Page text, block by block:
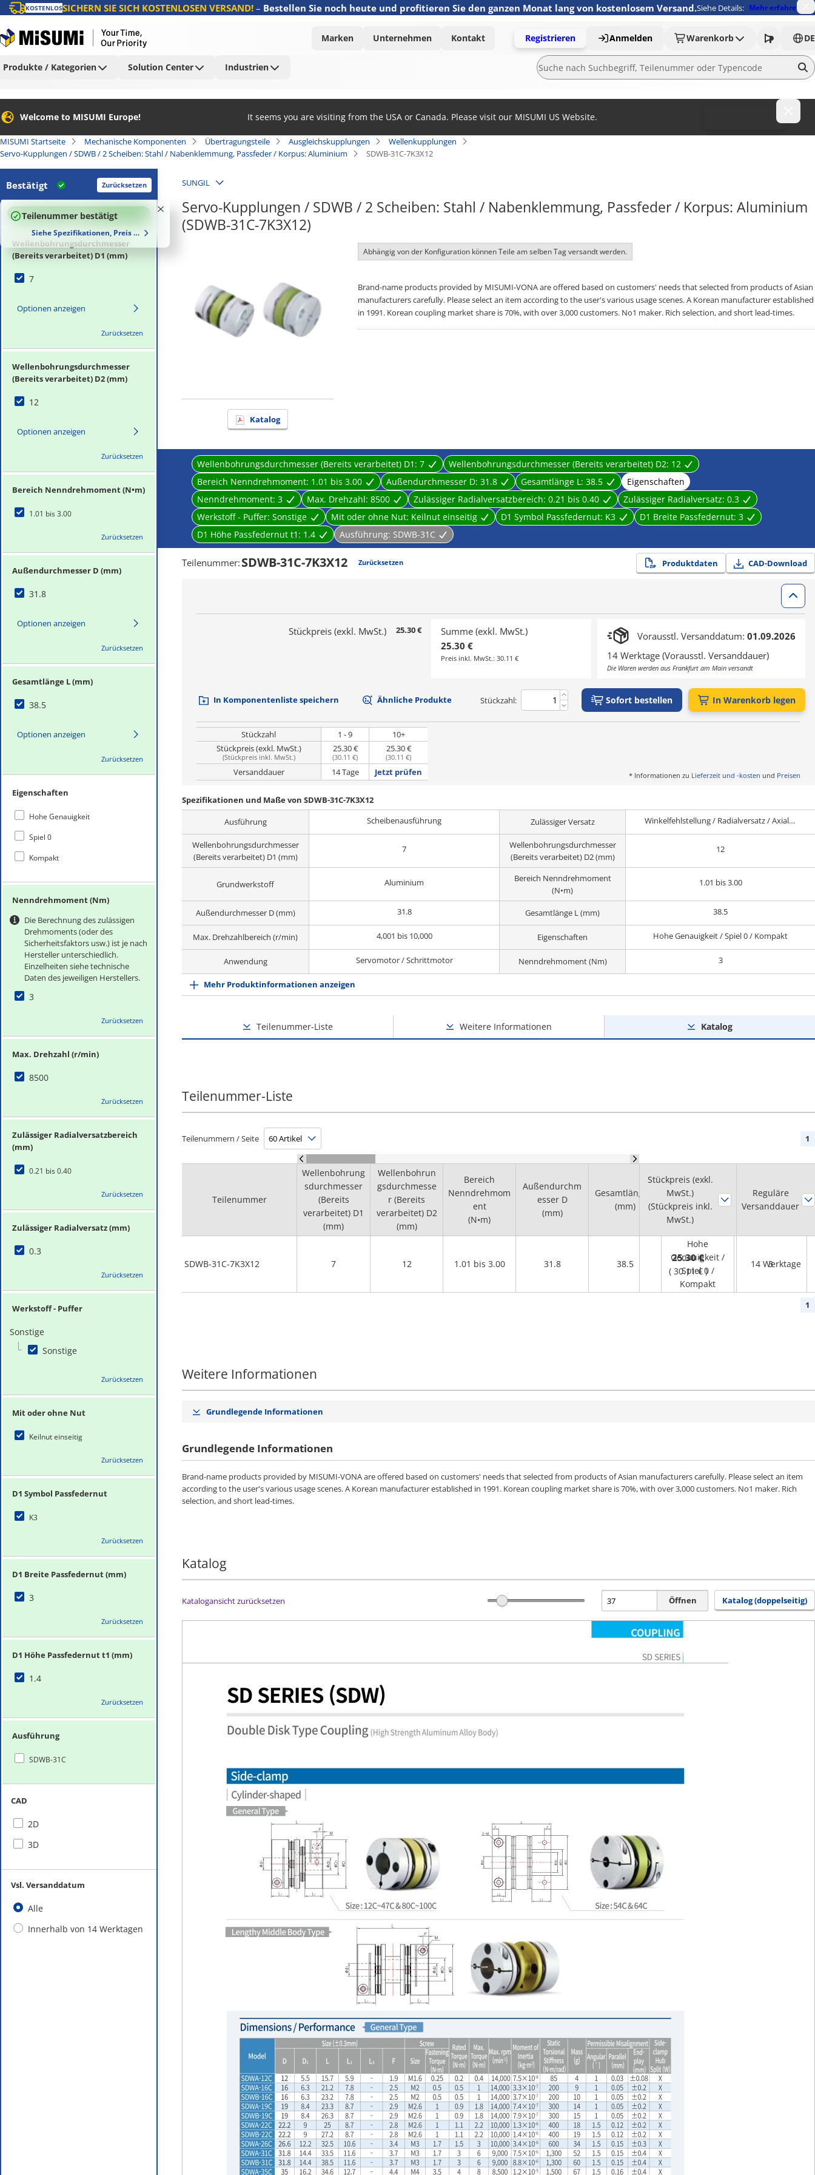
KOSTENLOSSICHERN SIE SICH KOSTENLOSEN VERSAND!– Bestellen Sie noch heute und profitieren Sie den ganzen Monat lang von kostenlosem Versand.Siehe Details: Mehr erfahren
Marken Unternehmen Kontakt Registrieren Anmelden Warenkorb DE
Produkte / Kategorien Solution Center Industrien
Welcome to MISUMI Europe! It seems you are visiting from the USA or Canada. Please visit our MISUMI US Website.
MISUMI Startseite Mechanische Komponenten Übertragungsteile Ausgleichskupplungen
Wellenkupplungen
Servo-Kupplungen / SDWB / 2 Scheiben: Stahl / Nabenklemmung, Passfeder / Korpus: Aluminium
SDWB-31C-7K3X12
Bestätigt Zurücksetzen
100%
Teilenummer bestätigt
Siehe Spezifikationen, Preis und Lieferzeiten
Wellenbohrungsdurchmesser
(Bereits verarbeitet) D1 (mm)
7
Optionen anzeigen
Zurücksetzen
Wellenbohrungsdurchmesser
(Bereits verarbeitet) D2 (mm)
12
Optionen anzeigen
Zurücksetzen
Bereich Nenndrehmoment (N•m)
1.01 bis 3.00
Zurücksetzen
Außendurchmesser D (mm)
31.8
Optionen anzeigen
Zurücksetzen
Gesamtlänge L (mm)
38.5
Optionen anzeigen
Zurücksetzen
Eigenschaften
Hohe Genauigkeit
Spiel 0
Kompakt
Nenndrehmoment (Nm)
Die Berechnung des zulässigen
Drehmoments (oder des
Sicherheitsfaktors usw.) ist je nach
Hersteller unterschiedlich.
Einzelheiten siehe technische
Daten des jeweiligen Herstellers.
3
Zurücksetzen
Max. Drehzahl (r/min)
8500
Zurücksetzen
Zulässiger Radialversatzbereich
(mm)
0.21 bis 0.40
Zurücksetzen
Zulässiger Radialversatz (mm)
0.3
Zurücksetzen
Werkstoff - Puffer
Sonstige
Sonstige
Zurücksetzen
Mit oder ohne Nut
Keilnut einseitig
Zurücksetzen
D1 Symbol Passfedernut
K3
Zurücksetzen
D1 Breite Passfedernut (mm)
3
Zurücksetzen
D1 Höhe Passfedernut t1 (mm)
1.4
Zurücksetzen
Ausführung
SDWB-31C
CAD
2D
3D
Vsl. Versanddatum
Alle
Innerhalb von 14 Werktagen
SUNGIL
Servo-Kupplungen / SDWB / 2 Scheiben: Stahl / Nabenklemmung, Passfeder / Korpus: Aluminium
(SDWB-31C-7K3X12)
Katalog
Abhängig von der Konfiguration können Teile am selben Tag versandt werden.
Brand-name products provided by MISUMI-VONA are offered based on customers' needs that selected from products of Asian
manufacturers carefully. Please select an item according to the user's various usage scenes. A Korean manufacturer established
in 1991. Korean coupling market share is 70%, with over 3,000 customers. No1 maker. Rich selection, and short lead-times.
Wellenbohrungsdurchmesser (Bereits verarbeitet) D1: 7 Wellenbohrungsdurchmesser (Bereits verarbeitet) D2: 12
Bereich Nenndrehmoment: 1.01 bis 3.00 Außendurchmesser D: 31.8 Gesamtlänge L: 38.5
Eigenschaften
Nenndrehmoment: 3 Max. Drehzahl: 8500 Zulässiger Radialversatzbereich: 0.21 bis 0.40 Zulässiger Radialversatz: 0.3
Werkstoff - Puffer: Sonstige Mit oder ohne Nut: Keilnut einseitig D1 Symbol Passfedernut: K3 D1 Breite Passfedernut: 3
D1 Höhe Passfedernut t1: 1.4 Ausführung: SDWB-31C
Teilenummer: SDWB-31C-7K3X12 Zurücksetzen Produktdaten CAD-Download
Stückpreis (exkl. MwSt.) 25.30 €
Summe (exkl. MwSt.)
25.30 €
Preis inkl. MwSt.: 30.11 €
Vorausstl. Versanddatum: 01.09.2026
14 Werktage (Vorausstl. Versanddauer)
Die Waren werden aus Frankfurt am Main versandt
In Komponentenliste speichern Ähnliche Produkte Stückzahl: Sofort bestellen In Warenkorb legen
Stückzahl 1 - 9
10+
Stückpreis (exkl. MwSt.)
(Stückpreis inkl. MwSt.)
25.30 €
(30.11 €)
25.30 €
(30.11 €)
Versanddauer 14 Tage Jetzt prüfen * Informationen zu Lieferzeit und -kosten und Preisen
Spezifikationen und Maße von SDWB-31C-7K3X12
Ausführung
Scheibenausführung Zulässiger Versatz Winkelfehlstellung / Radialversatz / Axial-spiel
Wellenbohrungsdurchmesser
(Bereits verarbeitet) D1 (mm)
7
Wellenbohrungsdurchmesser
(Bereits verarbeitet) D2 (mm)
12
Grundwerkstoff Aluminium
Bereich Nenndrehmoment
(N•m)
1.01 bis 3.00
Außendurchmesser D (mm) 31.8 Gesamtlänge L (mm) 38.5
Max. Drehzahlbereich (r/min) 4,001 bis 10,000 Eigenschaften Hohe Genauigkeit / Spiel 0 / Kompakt
Anwendung Servomotor / Schrittmotor Nenndrehmoment (Nm) 3
Mehr Produktinformationen anzeigen
Teilenummer-Liste Weitere Informationen Katalog
Teilenummer-Liste
Teilenummern / Seite 1
Teilenummer
SDWB-31C-7K3X12
Wellenbohrung
sdurchmesser
(Bereits
verarbeitet) D1
(mm)
Wellenbohrun
gsdurchmesse
r (Bereits
verarbeitet) D2
(mm)
Bereich
Nenndrehmom
ent
(N•m)
Außendurchm
esser D
(mm)
Gesamtlänge L
(mm)
Eigenschaften
ent
(Nm)
7 12 1.01 bis 3.00 31.8 38.5
Hohe
Genauigkeit /
Spiel 0 /
Kompakt
3
Stückpreis (exkl.
MwSt.)
(Stückpreis inkl.
MwSt.)
Reguläre
Versanddauer
25.30 €
( 30.11 € )
14 Werktage
1
Weitere Informationen
Grundlegende Informationen
Grundlegende Informationen
Brand-name products provided by MISUMI-VONA are offered based on customers' needs that selected from products of Asian manufacturers carefully. Please select an item
according to the user's various usage scenes. A Korean manufacturer established in 1991. Korean coupling market share is 70%, with over 3,000 customers. No1 maker. Rich
selection, and short lead-times.
Katalog
Katalogansicht zurücksetzen Öffnen Katalog (doppelseitig)